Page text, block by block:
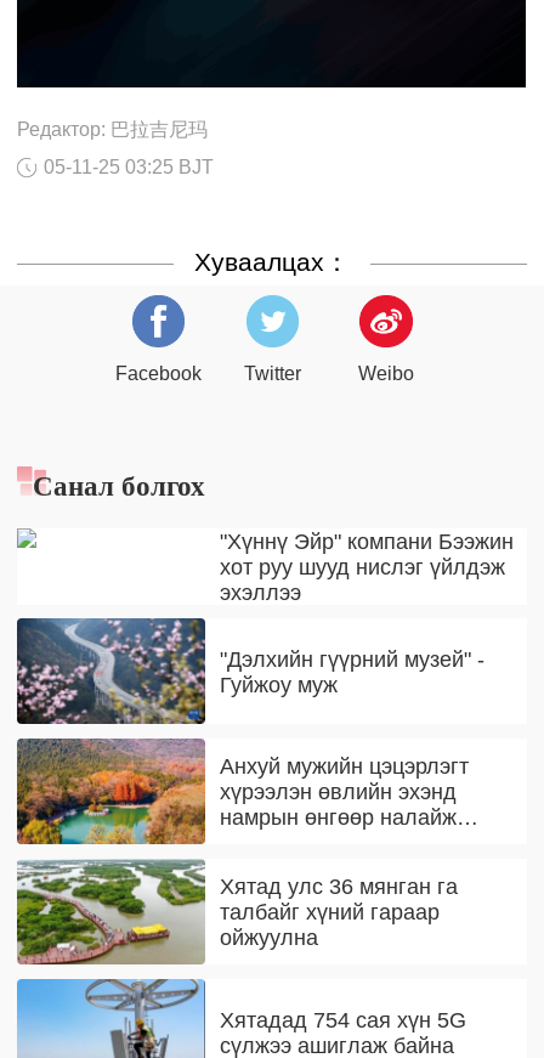
Редактор: 巴拉吉尼玛
05-11-25 03:25 BJT
Хуваалцах：
Facebook Twitter Weibo
Санал болгох
"Хүннү Эйр" компани Бээжин
хот руу шууд нислэг үйлдэж
эхэллээ
"Дэлхийн гүүрний музей" -
Гуйжоу муж
Анхуй мужийн цэцэрлэгт
хүрээлэн өвлийн эхэнд
намрын өнгөөр налайж
Хятад улс 36 мянган га
талбайг хүний гараар
ойжуулна
Хятадад 754 сая хүн 5G
сүлжээ ашиглаж байна